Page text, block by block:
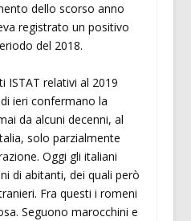
dello scorso anno
registrato un positivo
del 2018.
ISTAT relativi al 2019
ieri confermano la
da alcuni decenni, al
solo parzialmente
Oggi gli italiani
di abitanti, dei quali però
Fra questi i romeni
Seguono marocchini e